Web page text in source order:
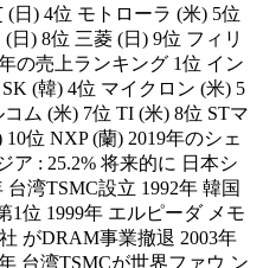
(日) 4位 モトローラ (米) 5位
日) 8位 三菱 (日) 9位 フィリ
の売上ランキング 1位 イン
(韓) 4位 マイクロン (米) 5
ム (米) 7位 TI (米) 8位 STマ
位 NXP (蘭) 2019年のシェ
ア : 25.2% 将来的に 日本シ
台湾TSMC設立 1992年 韓国
位 1999年 エルピーダ メモ
がDRAM事業撤退 2003年
台湾TSMCが世界ファウ ン